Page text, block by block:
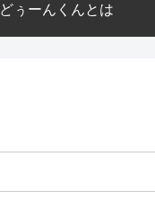
どぅーんくんとは